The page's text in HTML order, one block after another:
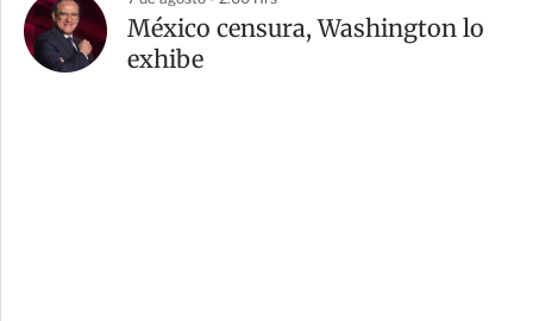
México censura, Washington lo
exhibe